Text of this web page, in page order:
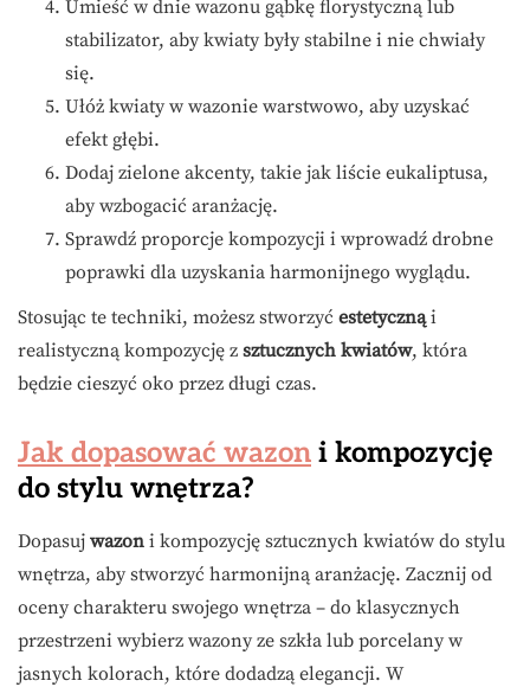
Umieść w dnie wazonu gąbkę florystyczną lub
stabilizator, aby kwiaty były stabilne i nie chwiały
się.
Ułóż kwiaty w wazonie warstwowo, aby uzyskać
efekt głębi.
Dodaj zielone akcenty, takie jak liście eukaliptusa,
aby wzbogacić aranżację.
Sprawdź proporcje kompozycji i wprowadź drobne
poprawki dla uzyskania harmonijnego wyglądu.
Stosując te techniki, możesz stworzyć estetycznąi
realistyczną kompozycję z sztucznych kwiatów, która
będzie cieszyć oko przez długi czas.
Jak dopasować wazon i kompozycję
do stylu wnętrza?
Dopasuj wazon i kompozycję sztucznych kwiatów do stylu
wnętrza, aby stworzyć harmonijną aranżację. Zacznij od
oceny charakteru swojego wnętrza – do klasycznych
przestrzeni wybierz wazony ze szkła lub porcelany w
jasnych kolorach, które dodadzą elegancji. W